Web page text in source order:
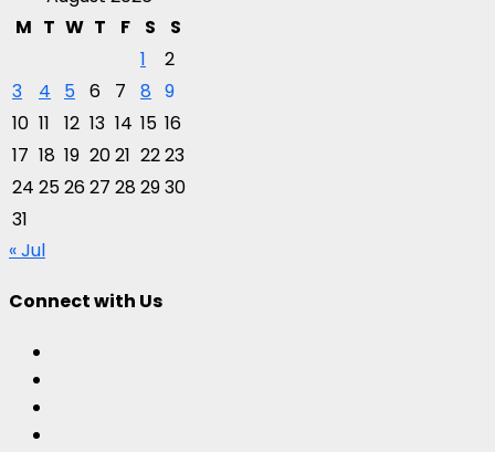
M T W T F S
S
1
2
3
4 5 6 7 8 9
10 11 12 13 14 15 16
17 18 19 2021 2223
24 252627 282930
31
« Jul
Connect with Us